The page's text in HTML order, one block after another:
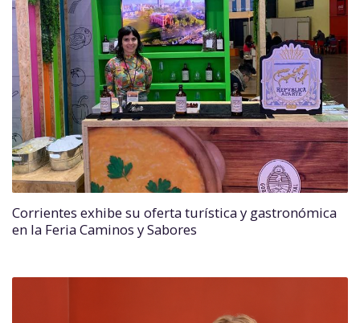
Corrientes exhibe su oferta turística y gastronómica
en la Feria Caminos y Sabores